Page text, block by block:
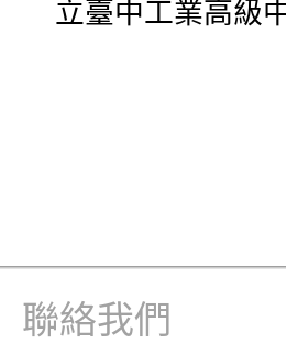
立臺中工業高級
聯絡我們